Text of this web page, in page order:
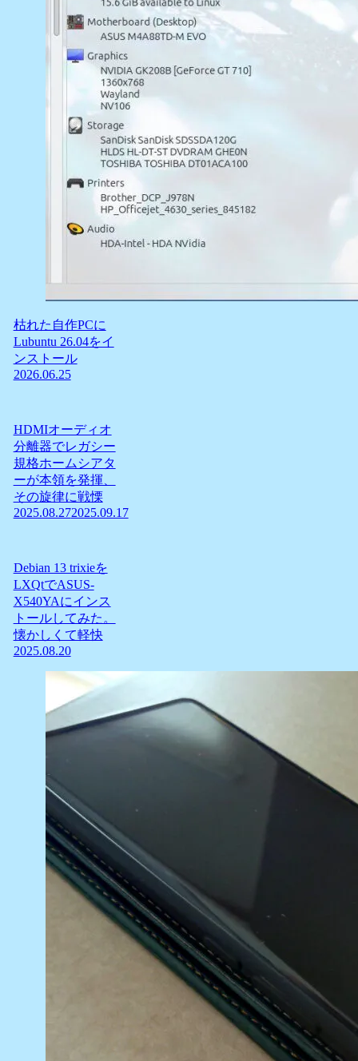
枯れた自作PCに
Lubuntu 26.04をイ
ンストール
2026.06.25
HDMIオーディオ
分離器でレガシー
規格ホームシアタ
ーが本領を発揮、
その旋律に戦慄
2025.08.272025.09.17
Debian 13 trixieを
LXQtでASUS-
X540YAにインス
トールしてみた。
懐かしくて軽快
2025.08.20